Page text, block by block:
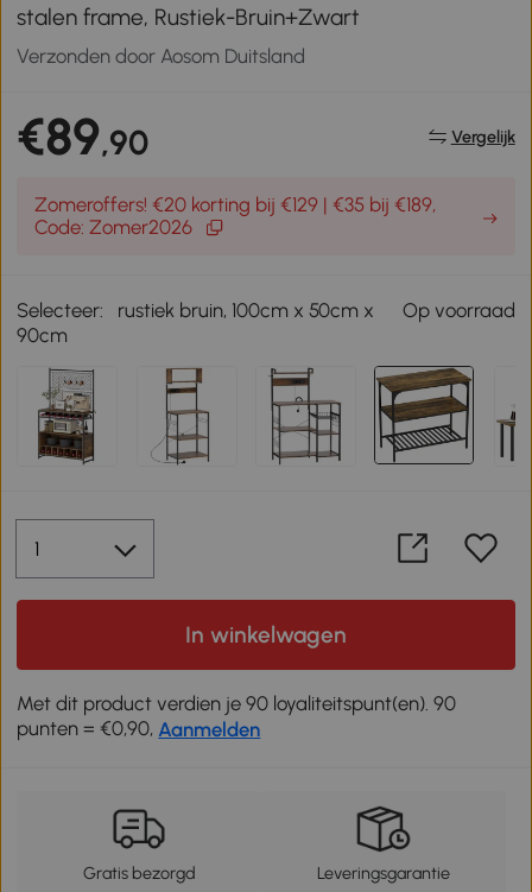
stalen frame, Rustiek-Bruin+Zwart
Verzonden door Aosom Duitsland
€89,90 Vergelijk
Zomeroffers! €20 korting bij €129 | €35 bij €189,
Code: Zomer2026
Selecteer:
rustiek bruin, 100cm x 50cm x
90cm
Op voorraad
In winkelwagen
Met dit product verdien je 90 loyaliteitspunt(en). 90
punten = €0,90, Aanmelden
Gratis bezorgd Leveringsgarantie